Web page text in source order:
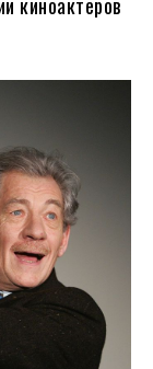
киноактеров